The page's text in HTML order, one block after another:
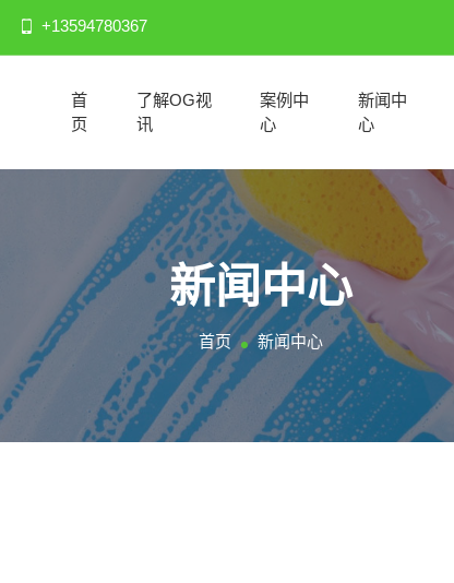
+13594780367
首
页
了解OG视
讯
案例中
心
新闻中
心
新闻中心
首页 新闻中心